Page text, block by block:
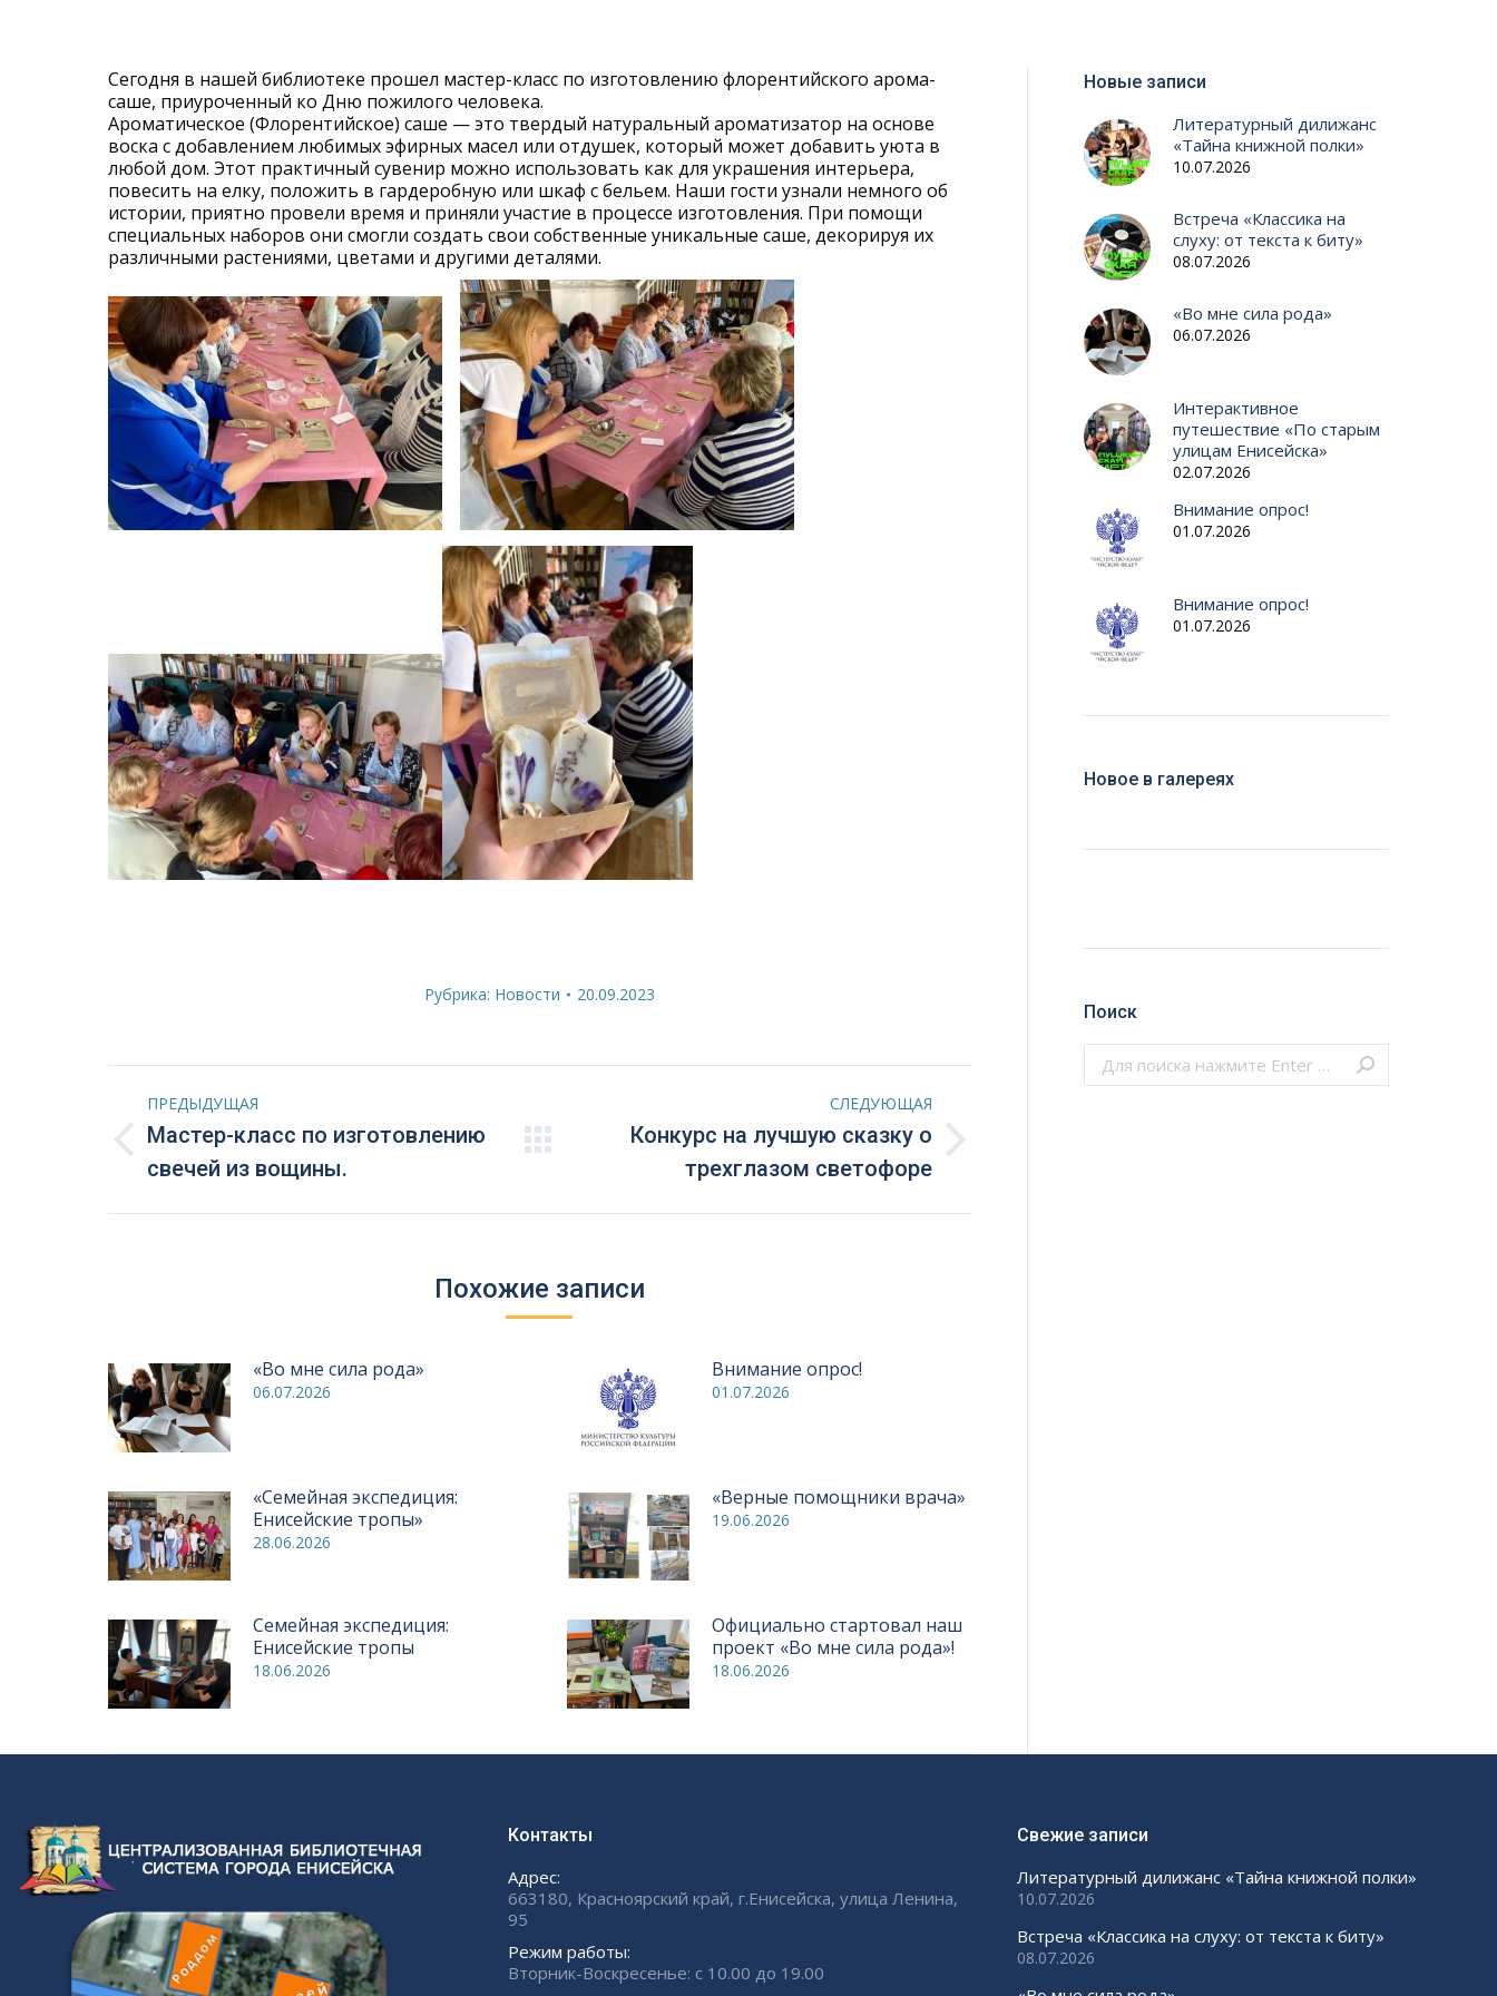
Сегодня в нашей библиотеке прошел мастер-класс по изготовлению флорентийского арома-
саше, приуроченный ко Дню пожилого человека.
Ароматическое (Флорентийское) саше — это твердый натуральный ароматизатор на основе
воска с добавлением любимых эфирных масел или отдушек, который может добавить уюта в
любой дом. Этот практичный сувенир можно использовать как для украшения интерьера,
повесить на елку, положить в гардеробную или шкаф с бельем. Наши гости узнали немного об
истории, приятно провели время и приняли участие в процессе изготовления. При помощи
специальных наборов они смогли создать свои собственные уникальные саше, декорируя их
различными растениями, цветами и другими деталями.
Рубрика: Новости 20.09.2023
Навигация
по
записям
ПРЕДЫДУЩАЯ
Предыдущая
запись:
Мастер-класс по изготовлению
свечей из вощины.
СЛЕДУЮЩАЯ
Следующая
Конкурс на лучшую сказку о
трехглазом светофоре
Похожие записи
«Во мне сила рода»
06.07.2026
Внимание опрос!
01.07.2026
«Семейная экспедиция:
Енисейские тропы»
28.06.2026
«Верные помощники врача»
19.06.2026
Семейная экспедиция:
Енисейские тропы
18.06.2026
Официально стартовал наш
проект «Во мне сила рода»!
18.06.2026
Новые записи
Литературный дилижанс
«Тайна книжной полки»
10.07.2026
Встреча «Классика на
слуху: от текста к биту»
08.07.2026
«Во мне сила рода»
06.07.2026
Интерактивное
путешествие «По старым
улицам Енисейска»
02.07.2026
Внимание опрос!
01.07.2026
Внимание опрос!
01.07.2026
Новое в галереях
Поиск
Контакты
Адрес:
663180, Красноярский край, г.Енисейска, улица Ленина,
95
Режим работы:
Вторник-Воскресенье: с 10.00 до 19.00
Свежие записи
Литературный дилижанс «Тайна книжной полки»
10.07.2026
Встреча «Классика на слуху: от текста к биту»
08.07.2026